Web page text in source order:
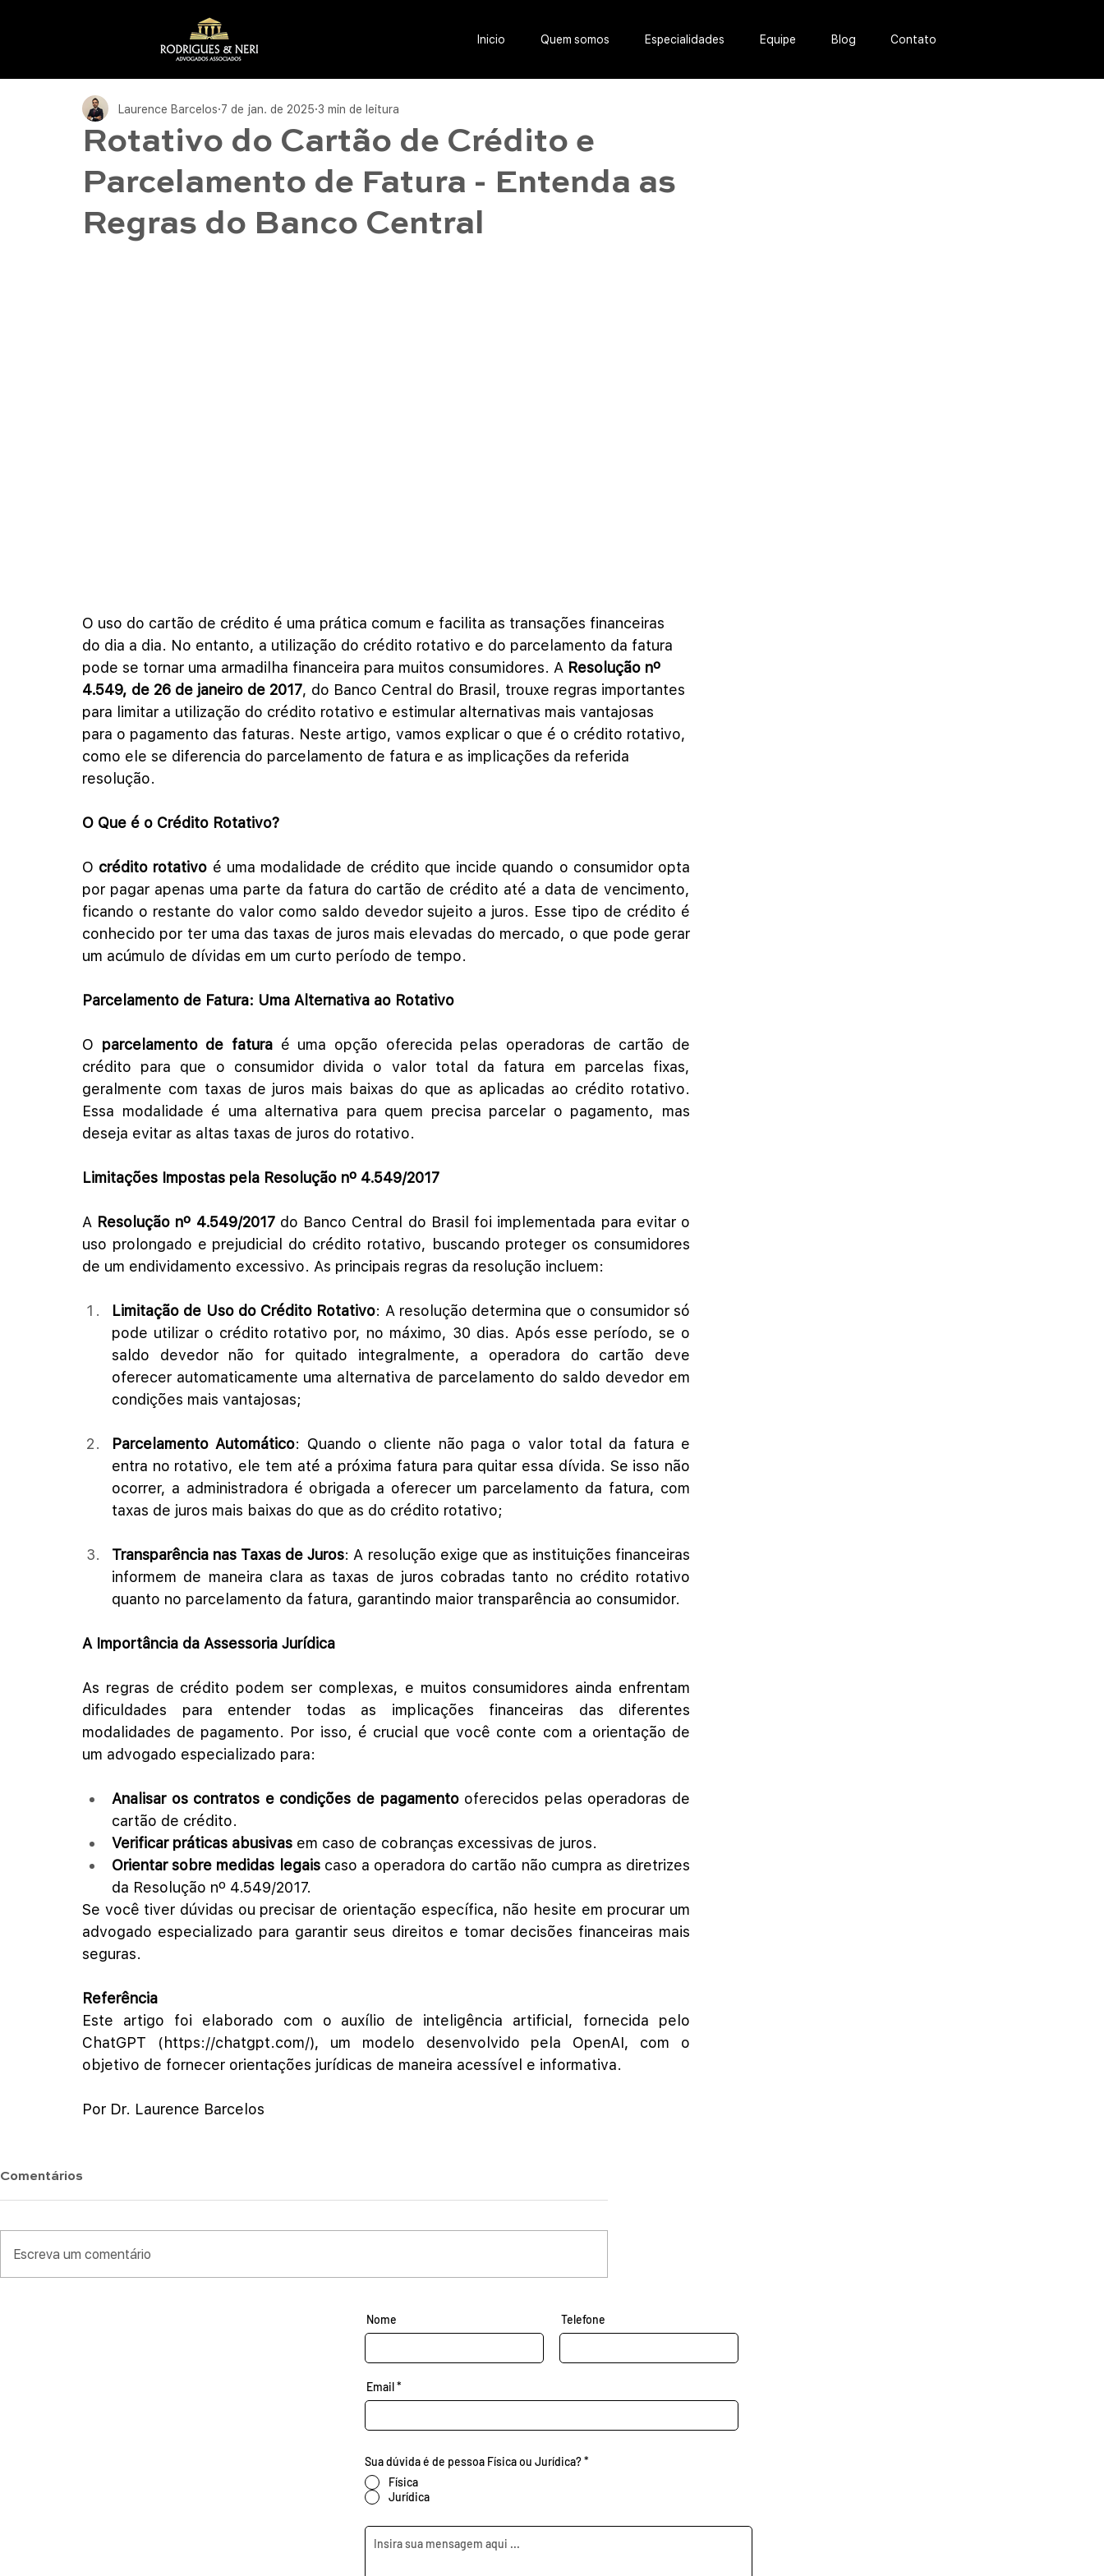
Inicio Quem somos Especialidades Equipe Blog Contato
Rotativo do Cartão de Crédito e
Parcelamento de Fatura - Entenda as
Regras do Banco Central
Laurence Barcelos 7 de jan. de 2025 3 min de leitura
O uso do cartão de crédito é uma prática comum e facilita as transações financeiras
do dia a dia. No entanto, a utilização do crédito rotativo e do parcelamento da fatura
pode se tornar uma armadilha financeira para muitos consumidores. A Resolução nº
4.549, de 26 de janeiro de 2017, do Banco Central do Brasil, trouxe regras importantes
para limitar a utilização do crédito rotativo e estimular alternativas mais vantajosas
para o pagamento das faturas. Neste artigo, vamos explicar o que é o crédito rotativo,
como ele se diferencia do parcelamento de fatura e as implicações da referida
resolução.
O Que é o Crédito Rotativo?
O crédito rotativo é uma modalidade de crédito que incide quando o consumidor opta
por pagar apenas uma parte da fatura do cartão de crédito até a data de vencimento,
ficando o restante do valor como saldo devedor sujeito a juros. Esse tipo de crédito é
conhecido por ter uma das taxas de juros mais elevadas do mercado, o que pode gerar
um acúmulo de dívidas em um curto período de tempo.
Parcelamento de Fatura: Uma Alternativa ao Rotativo
O parcelamento de fatura é uma opção oferecida pelas operadoras de cartão de
crédito para que o consumidor divida o valor total da fatura em parcelas fixas,
geralmente com taxas de juros mais baixas do que as aplicadas ao crédito rotativo.
Essa modalidade é uma alternativa para quem precisa parcelar o pagamento, mas
deseja evitar as altas taxas de juros do rotativo.
Limitações Impostas pela Resolução nº 4.549/2017
A Resolução nº 4.549/2017 do Banco Central do Brasil foi implementada para evitar o
uso prolongado e prejudicial do crédito rotativo, buscando proteger os consumidores
de um endividamento excessivo. As principais regras da resolução incluem:
Limitação de Uso do Crédito Rotativo: A resolução determina que o consumidor só
pode utilizar o crédito rotativo por, no máximo, 30 dias. Após esse período, se o
saldo devedor não for quitado integralmente, a operadora do cartão deve
oferecer automaticamente uma alternativa de parcelamento do saldo devedor em
condições mais vantajosas;
Parcelamento Automático: Quando o cliente não paga o valor total da fatura e
entra no rotativo, ele tem até a próxima fatura para quitar essa dívida. Se isso não
ocorrer, a administradora é obrigada a oferecer um parcelamento da fatura, com
taxas de juros mais baixas do que as do crédito rotativo;
Transparência nas Taxas de Juros: A resolução exige que as instituições financeiras
informem de maneira clara as taxas de juros cobradas tanto no crédito rotativo
quanto no parcelamento da fatura, garantindo maior transparência ao consumidor.
A Importância da Assessoria Jurídica
As regras de crédito podem ser complexas, e muitos consumidores ainda enfrentam
dificuldades para entender todas as implicações financeiras das diferentes
modalidades de pagamento. Por isso, é crucial que você conte com a orientação de
um advogado especializado para:
Analisar os contratos e condições de pagamento oferecidos pelas operadoras de
cartão de crédito.
Verificar práticas abusivas em caso de cobranças excessivas de juros.
Orientar sobre medidas legais caso a operadora do cartão não cumpra as diretrizes
da Resolução nº 4.549/2017.
Se você tiver dúvidas ou precisar de orientação específica, não hesite em procurar um
advogado especializado para garantir seus direitos e tomar decisões financeiras mais
seguras.
Referência
Este artigo foi elaborado com o auxílio de inteligência artificial, fornecida pelo
ChatGPT (https://chatgpt.com/), um modelo desenvolvido pela OpenAI, com o
objetivo de fornecer orientações jurídicas de maneira acessível e informativa.
Por Dr. Laurence Barcelos
Comentários
Escreva um comentário
Nome Telefone
Email
Sua dúvida é de pessoa Física ou Jurídica?*
Física
Jurídica